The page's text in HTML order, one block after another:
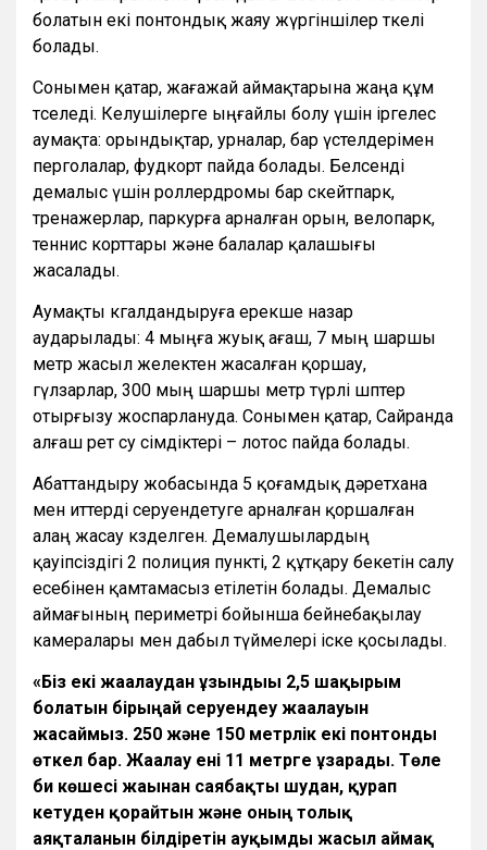
болатын екі понтондық жаяу жүргіншілер өткелі
болады.
Сонымен қатар, жағажай аймақтарына жаңа құм
төселеді. Келушілерге ыңғайлы болу үшін іргелес
аумақта: орындықтар, урналар, бар үстелдерімен
перголалар, фудкорт пайда болады. Белсенді
демалыс үшін роллердромы бар скейтпарк,
тренажерлар, паркурға арналған орын, велопарк,
теннис корттары және балалар қалашығы
жасалады.
Аумақты көгалдандыруға ерекше назар
аударылады: 4 мыңға жуық ағаш, 7 мың шаршы
метр жасыл желектен жасалған қоршау,
гүлзарлар, 300 мың шаршы метр түрлі шөптер
отырғызу жоспарлануда. Сонымен қатар, Сайранда
алғаш рет су өсімдіктері – лотос пайда болады.
Абаттандыру жобасында 5 қоғамдық дәретхана
мен иттерді серуендетуге арналған қоршалған
алаң жасау көзделген. Демалушылардың
қауіпсіздігі 2 полиция пункті, 2 құтқару бекетін салу
есебінен қамтамасыз етілетін болады. Демалыс
аймағының периметрі бойынша бейнебақылау
камералары мен дабыл түймелері іске қосылады.
«Біз екі жағалаудан ұзындығы 2,5 шақырым
болатын бірыңғай серуендеу жағалауын
жасаймыз. 250 және 150 метрлік екі понтонды
өткел бар. Жағалау ені 11 метрге ұзарады. Төле
би көшесі жағынан саябақты шудан, қурап
кетуден қорғайтын және оның толық
аяқталғанын білдіретін ауқымды жасыл аймақ